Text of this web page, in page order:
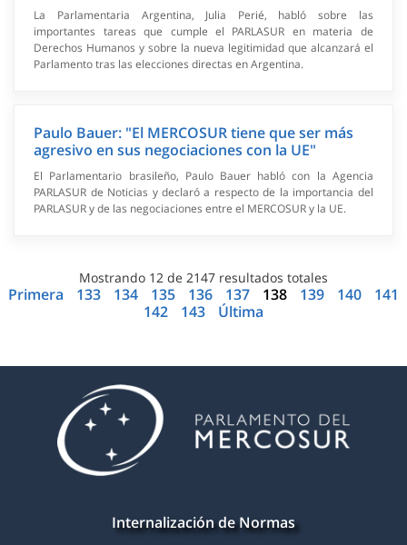
La Parlamentaria Argentina, Julia Perié, habló sobre las
importantes tareas que cumple el PARLASUR en materia de
Derechos Humanos y sobre la nueva legitimidad que alcanzará el
Parlamento tras las elecciones directas en Argentina.
Paulo Bauer: "El MERCOSUR tiene que ser más
agresivo en sus negociaciones con la UE"
El Parlamentario brasileño, Paulo Bauer habló con la Agencia
PARLASUR de Noticias y declaró a respecto de la importancia del
PARLASUR y de las negociaciones entre el MERCOSUR y la UE.
Mostrando 12 de 2147 resultados totales
Primera 133 134 135 136 137 138 139 140
141
142
143 Última
Internalización de Normas